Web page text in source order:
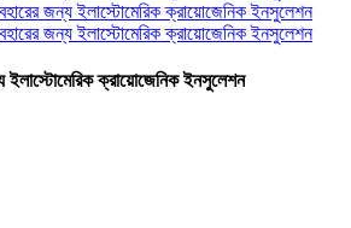
ইলাস্টোমেরিক ক্রায়োজেনিক ইনসুলেশন